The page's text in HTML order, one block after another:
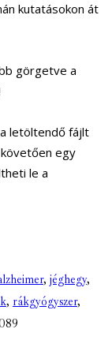
kutatásokon át
görgetve a
letöltendő fájlt
egy
le a
, jéghegy,
, rákgyógyszer,